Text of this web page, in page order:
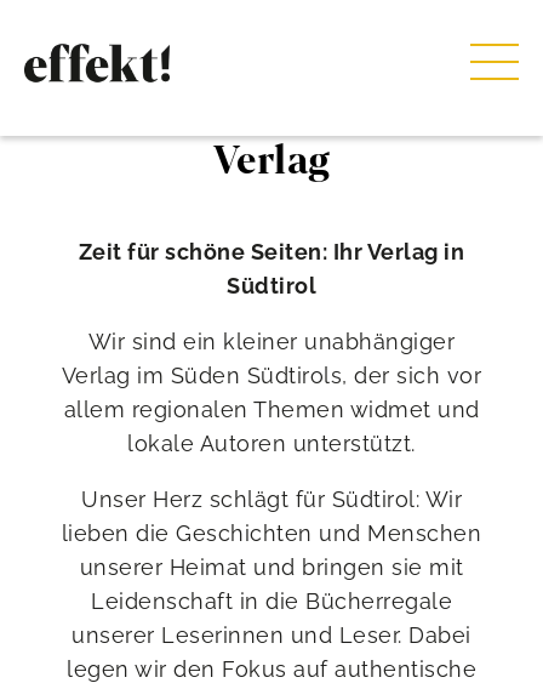
Verlag
Zeit für schöne Seiten: Ihr Verlag in
Südtirol
Wir sind ein kleiner unabhängiger
Verlag im Süden Südtirols, der sich vor
allem regionalen Themen widmet und
lokale Autoren unterstützt.
Unser Herz schlägt für Südtirol: Wir
lieben die Geschichten und Menschen
unserer Heimat und bringen sie mit
Leidenschaft in die Bücherregale
unserer Leserinnen und Leser. Dabei
legen wir den Fokus auf authentische